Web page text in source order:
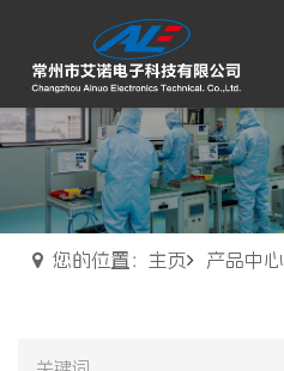
您的位置：主页 产品中心